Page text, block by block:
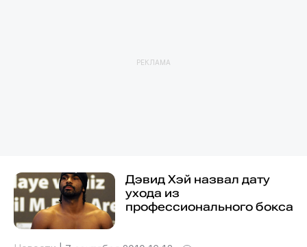
РЕКЛАМА
Дэвид Хэй назвал дату
ухода из
профессионального бокса